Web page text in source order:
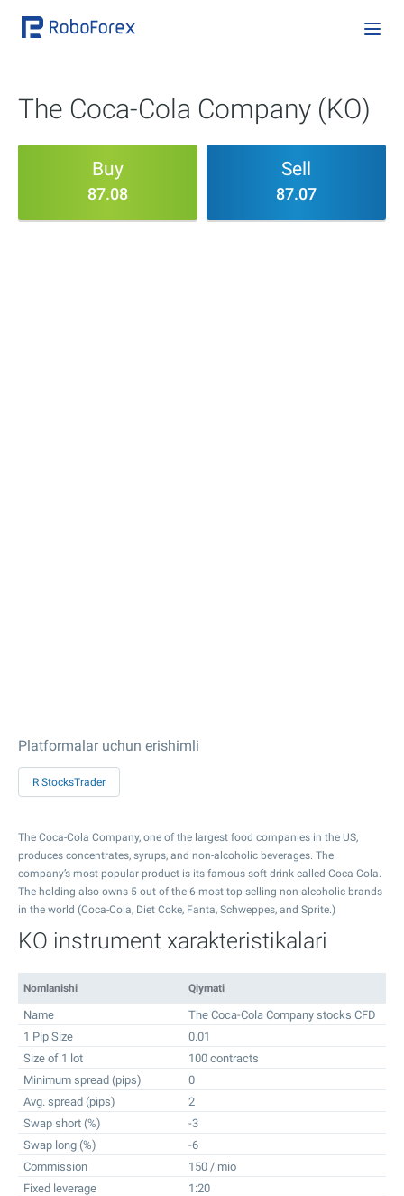
The Coca-Cola Company (KO)
Buy
87.08
Sell
87.07
Platformalar uchun erishimli
R StocksTrader
The Coca-Cola Company, one of the largest food companies in the US,
produces concentrates, syrups, and non-alcoholic beverages. The
company’s most popular product is its famous soft drink called Coca-Cola.
The holding also owns 5 out of the 6 most top-selling non-alcoholic brands
in the world (Coca-Cola, Diet Coke, Fanta, Schweppes, and Sprite.)
KO instrument xarakteristikalari
Nomlanishi Qiymati
Name
The Coca-Cola Company stocks CFD
1 Pip Size
0.01
Size of 1 lot
100 contracts
Minimum spread (pips)
0
Avg. spread (pips)
2
Swap short (%)
-3
Swap long (%)
-6
Commission
150 / mio
Fixed leverage
1:20